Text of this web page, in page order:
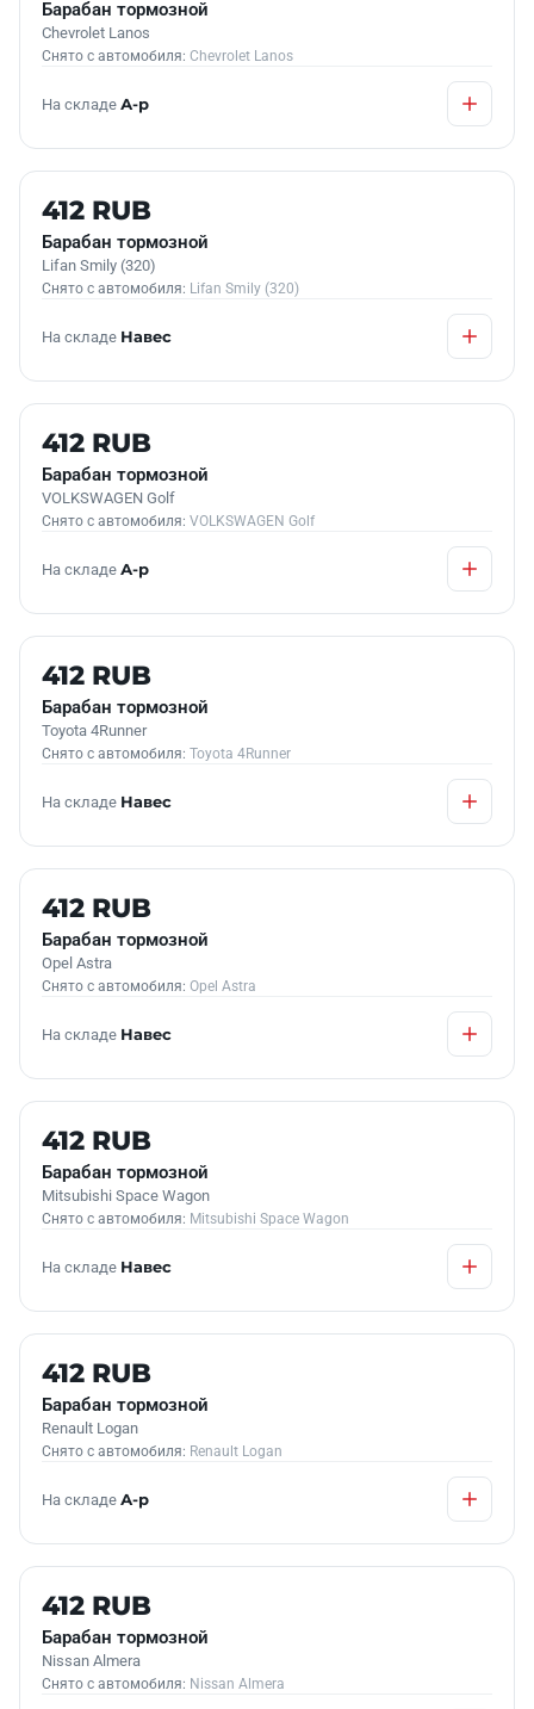
Барабан тормозной
Chevrolet Lanos
Снято с автомобиля: Chevrolet Lanos
На складе А-р
Б/У В НАЛИЧИИ
412 RUB
Барабан тормозной
Lifan Smily (320)
Снято с автомобиля: Lifan Smily (320)
На складе Навес
Б/У В НАЛИЧИИ
412 RUB
Барабан тормозной
VOLKSWAGEN Golf
Снято с автомобиля: VOLKSWAGEN Golf
На складе А-р
Б/У В НАЛИЧИИ
412 RUB
Барабан тормозной
Toyota 4Runner
Снято с автомобиля: Toyota 4Runner
На складе Навес
Б/У В НАЛИЧИИ
412 RUB
Барабан тормозной
Opel Astra
Снято с автомобиля: Opel Astra
На складе Навес
Б/У В НАЛИЧИИ
412 RUB
Барабан тормозной
Mitsubishi Space Wagon
Снято с автомобиля: Mitsubishi Space Wagon
На складе Навес
Б/У В НАЛИЧИИ
412 RUB
Барабан тормозной
Renault Logan
Снято с автомобиля: Renault Logan
На складе А-р
Б/У В НАЛИЧИИ
412 RUB
Барабан тормозной
Nissan Almera
Снято с автомобиля: Nissan Almera